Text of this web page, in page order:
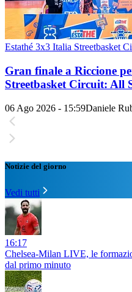
Estathé 3x3 Italia Streetbasket
Gran finale a Riccione
Streetbasket Circuit: All
06 Ago 2026 - 15:59Daniele
Notizie del giorno
Vedi tutti
16:17
Chelsea-Milan LIVE, le
dal primo minuto